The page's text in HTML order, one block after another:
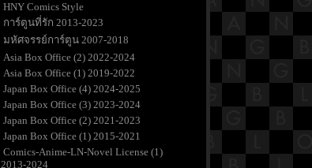
HNY Comics Style
การ์ตูนที่รัก 2013-2023
มหัศจรรย์การ์ตูน 2007-2018
Asia Box Office (2) 2022-2024
Asia Box Office (1) 2019-2022
Japan Box Office (4) 2024-2025
Japan Box Office (3) 2023-2024
Japan Box Office (2) 2021-2023
Japan Box Office (1) 2015-2021
Comics-Anime-LN-Novel License (1)
2013-2024